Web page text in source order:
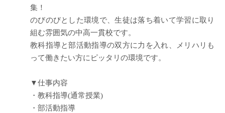
集！
のびのびとした環境で、生徒は落ち着いて学習に取り
組む雰囲気の中高一貫校です。
教科指導と部活動指導の双方に力を入れ、メリハリも
って働きたい方にピッタリの環境です。
▼仕事内容
・教科指導(通常授業)
・部活動指導